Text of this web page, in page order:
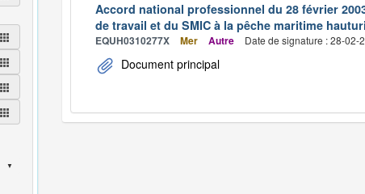
Accord national professionnel du 28 février
de travail et du SMIC à la pêche maritime
EQUH0310277X Mer Autre Date de signature : 28-02-
Document principal